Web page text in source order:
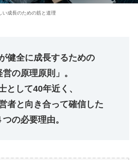
い成長のための筋と道理
健全に成長するための
営の原理原則」。
として40年近く、
者と向き合って確信した
つの必要理由。